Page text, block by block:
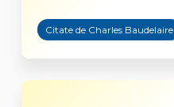
Citate de Charles Baudelaire